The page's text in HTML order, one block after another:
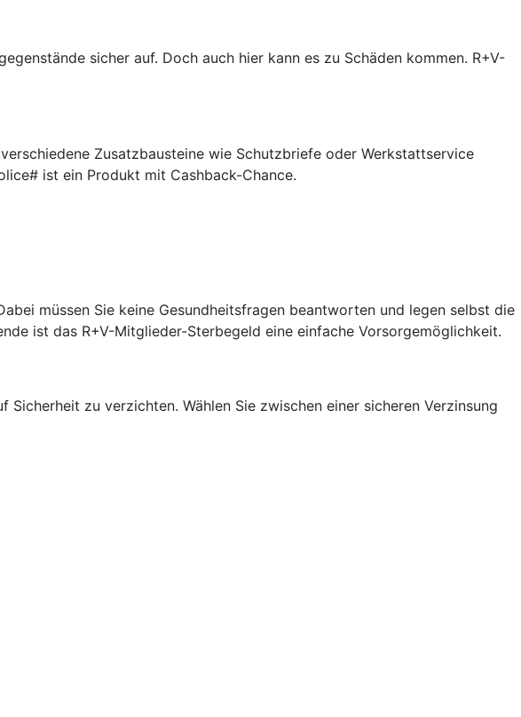
sicher auf. Doch auch hier kann es zu Schäden kommen. R+V-
Zusatzbausteine wie Schutzbriefe oder Werkstattservice
ist ein Produkt mit Cashback-Chance.
müssen Sie keine Gesundheitsfragen beantworten und legen selbst die
ist das R+V-Mitglieder-Sterbegeld eine einfache Vorsorgemöglichkeit.
zu verzichten. Wählen Sie zwischen einer sicheren Verzinsung